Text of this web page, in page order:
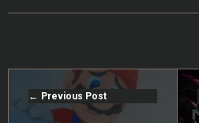
Previous Post